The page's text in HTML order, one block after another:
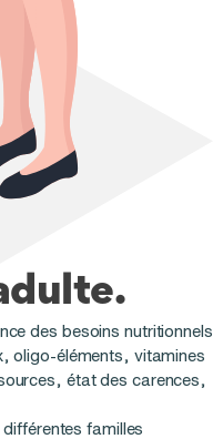
des besoins nutritionnels
oligo-éléments, vitamines
état des carences,
familles